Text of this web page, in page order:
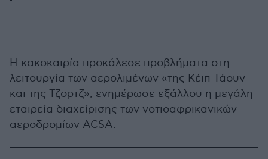
Η κακοκαιρία προκάλεσε προβλήματα στη
λειτουργία των αερολιμένων «της Κέιπ Τάουν
και της Τζορτζ», ενημέρωσε εξάλλου η μεγάλη
εταιρεία διαχείρισης των νοτιοαφρικανικών
αεροδρομίων ACSA.